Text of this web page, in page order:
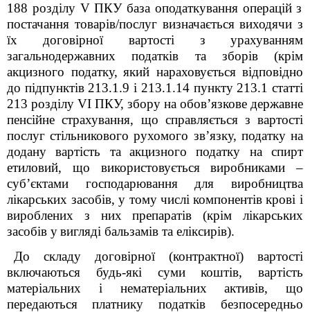
188 розділу V ПКУбаза оподаткування операцій з
постачання товарів/послуг визначається виходячи з
їх договірної вартості з
урахуванням
загальнодержавних податків та зборів (крім
акцизного податку, який нараховується відповідно
до підпунктів 213.1.9 і 213.1.14 пункту213.1 статті
213 розділу VІ ПКУ, збору на обов’язкове державне
пенсійне страхування, що справляється з вартості
послуг стільникового рухомого зв’язку, податку на
додану вартість та акцизного податку на спирт
етиловий, що використовується виробниками –
суб’єктами господарювання для виробництва
лікарських засобів, у тому числі компонентів крові і
вироблених з них препаратів (крім лікарських
засобів увигляді бальзамів та еліксирів).
До складу договірної (контрактної) вартості
включаються будь-які суми
коштів, вартість
матеріальних і нематеріальних активів, що
передаються
платнику податків безпосередньо